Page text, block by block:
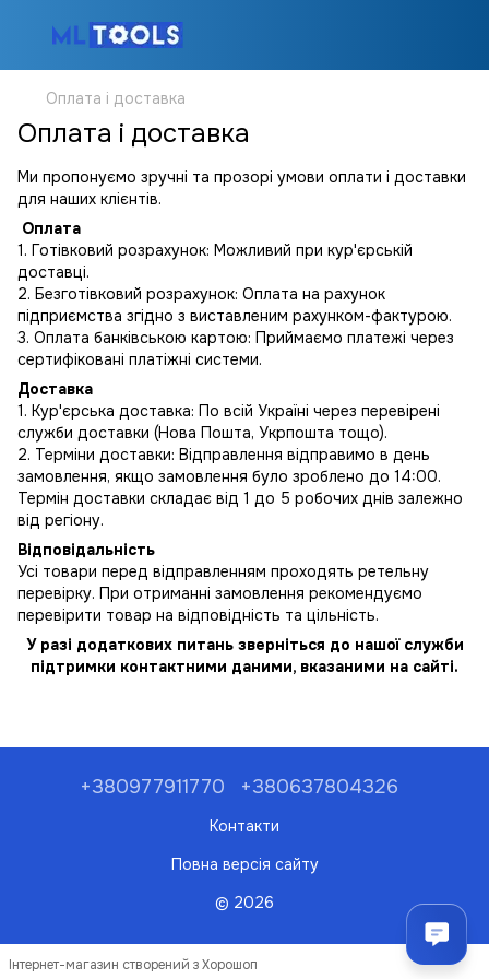
Оплата і доставка
Оплата і доставка
Ми пропонуємо зручні та прозорі умови оплати і доставки
для наших клієнтів.
Оплата
1. Готівковий розрахунок: Можливий при кур'єрській
доставці.
2. Безготівковий розрахунок: Оплата на рахунок
підприємства згідно з виставленим рахунком-фактурою.
3. Оплата банківською картою: Приймаємо платежі через
сертифіковані платіжні системи.
Доставка
1. Кур'єрська доставка: По всій Україні через перевірені
служби доставки (Нова Пошта, Укрпошта тощо).
2. Терміни доставки: Відправлення відправимо в день
замовлення, якщо замовлення було зроблено до 14:00.
Термін доставки складає від 1 до 5 робочих днів залежно
від регіону.
Відповідальність
Усі товари перед відправленням проходять ретельну
перевірку. При отриманні замовлення рекомендуємо
перевірити товар на відповідність та цільність.
У разі додаткових питань зверніться до нашої служби
підтримки контактними даними, вказаними на сайті.
+380977911770 +380637804326
Контакти
Повна версія сайту
© 2026
Інтернет-магазин створений з Хорошоп